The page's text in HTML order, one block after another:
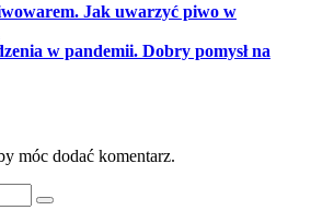
Jak uwarzyć piwo w
w pandemii. Dobry pomysł na
móc dodać komentarz.